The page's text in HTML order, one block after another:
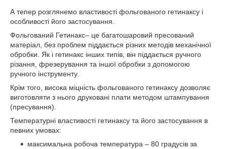
А тепер розглянемо властивості фольгованого гетинаксу і
особливості його застосування.
Фольгований Гетинакс– це багатошаровий пресований
матеріал, без проблем піддається різних методів механічної
обробки. Як і гетинакс інших типів, він піддається ручного
різання, фрезерування та іншої обробки з допомогою
ручного інструменту.
Крім того, висока міцність фольгованого гетинаксу дозволяє
виготовляти з нього друковані плати методом штампування
(пресування).
Температурні властивості гетинаксу та його застосування в
певних умовах:
максимальна робоча температура – 80 градусів за